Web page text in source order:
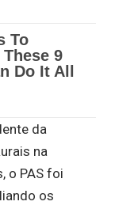
da
na
o PAS foi
os